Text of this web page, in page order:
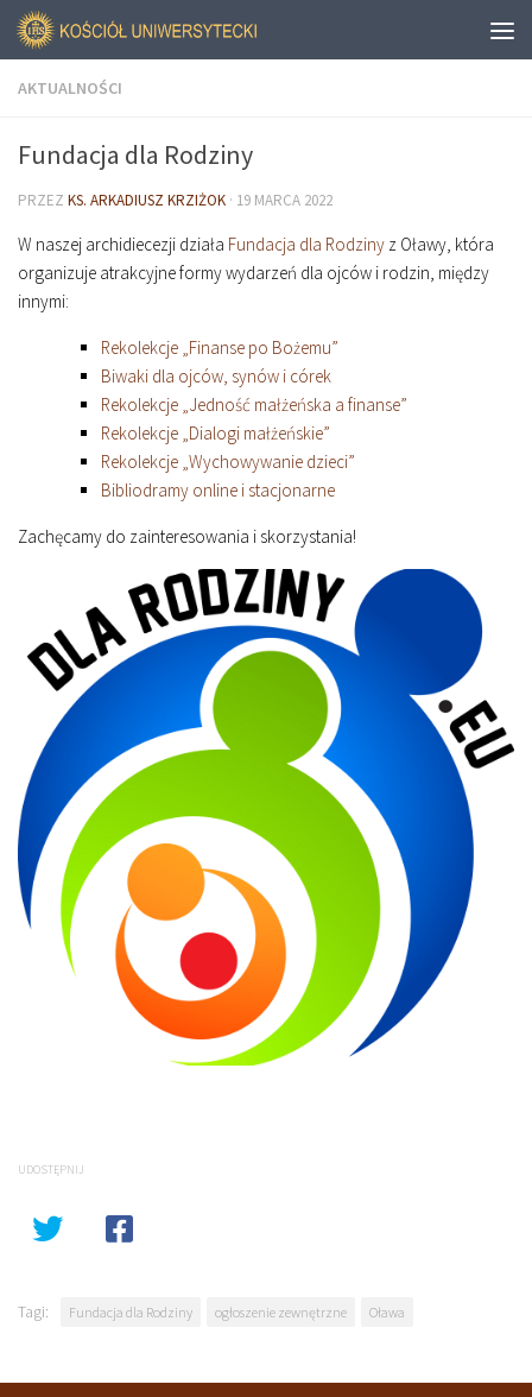
AKTUALNOŚCI
Fundacja dla Rodziny
PRZEZ KS. ARKADIUSZ KRZIŻOK · 19 MARCA 2022
W naszej archidiecezji działa Fundacja dla Rodziny z Oławy, która
organizuje atrakcyjne formy wydarzeń dla ojców i rodzin, między
innymi:
Rekolekcje „Finanse po Bożemu”
Biwaki dla ojców, synów i córek
Rekolekcje „Jedność małżeńska a finanse”
Rekolekcje „Dialogi małżeńskie”
Rekolekcje „Wychowywanie dzieci”
Bibliodramy online i stacjonarne
Zachęcamy do zainteresowania i skorzystania!
UDOSTĘPNIJ
Tagi: Fundacja dla Rodziny ogłoszenie zewnętrzne Oława